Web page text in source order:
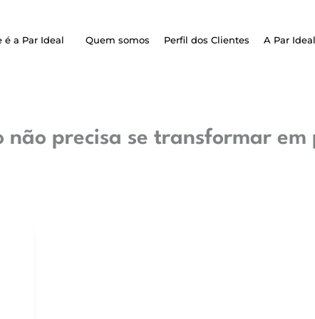
é a Par Ideal Quem somos Perfil dos Clientes A Par
não precisa se transformar em